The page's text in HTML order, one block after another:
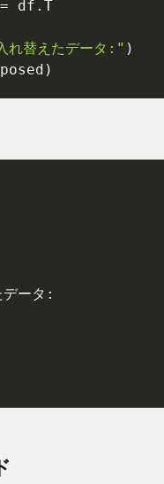
= df . T
れ替えたデータ:" )
)
データ: